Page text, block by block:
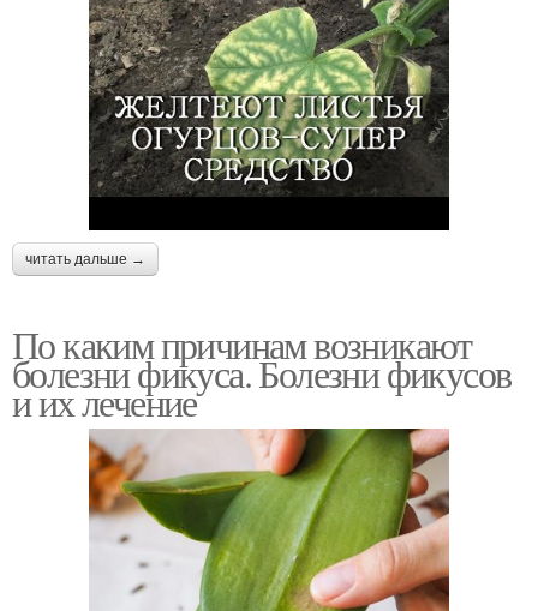
читать дальше →
По каким причинам возникают
болезни фикуса. Болезни фикусов
и их лечение